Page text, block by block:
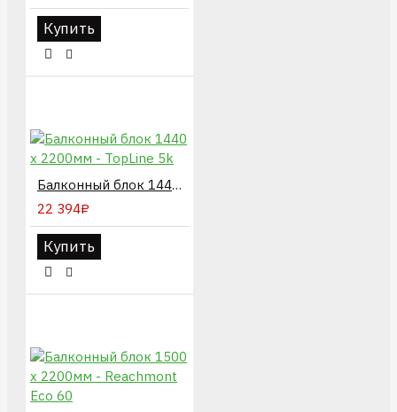
Купить
Балконный блок 1440 х 2200мм - TopLine 5k
22 394₽
Купить